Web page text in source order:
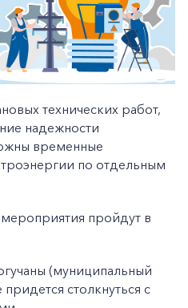
технических работ,
надежности
временные
по отдельным
пройдут в
(муниципальный
столкнуться с